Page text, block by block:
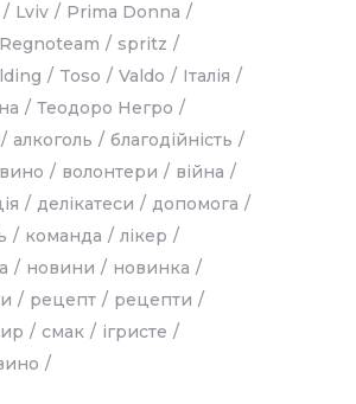
Lviv
Prima Donna
Regnoteam
spritz
Toso Valdo
Італія
Теодоро Негро
алкоголь
благодійність
вино волонтери
війна
делікатеси
допомога
команда
лікер
новини
новинка
рецепт
рецепти
смак
ігристе